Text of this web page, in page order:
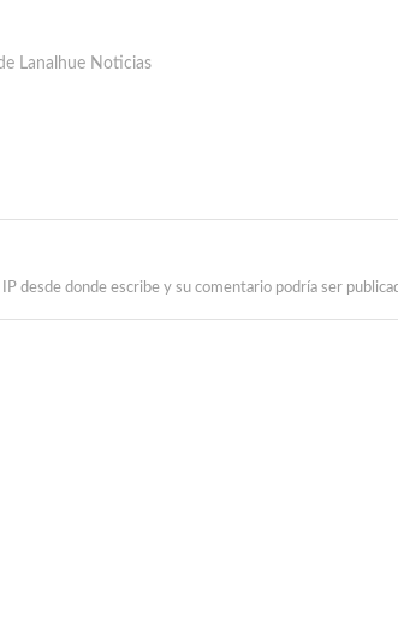
Lanalhue Noticias
desde donde escribe y su comentario podría ser